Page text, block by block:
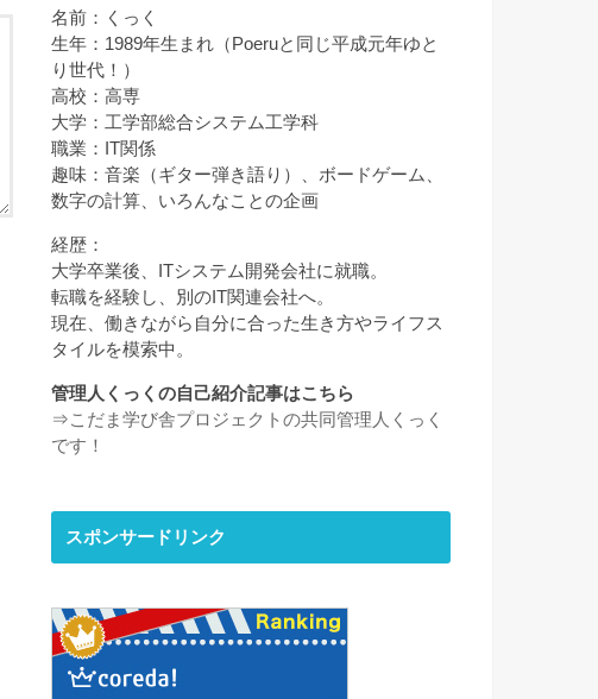
名前：くっく
生年：1989年生まれ（Poeruと同じ平成元年ゆと
り世代！）
高校：高専
大学：工学部総合システム工学科
職業：IT関係
趣味：音楽（ギター弾き語り）、ボードゲーム、
数字の計算、いろんなことの企画
経歴：
大学卒業後、ITシステム開発会社に就職。
転職を経験し、別のIT関連会社へ。
現在、働きながら自分に合った生き方やライフス
タイルを模索中。
管理人くっくの自己紹介記事はこちら
⇒こだま学び舎プロジェクトの共同管理人くっく
です！
スポンサードリンク